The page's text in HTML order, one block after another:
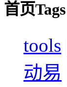
首页Tags
tools
动易